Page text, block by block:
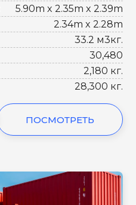
5.90m x 2.35m x 2.39m
2.34m x 2.28m
33.2 м3кг.
30,480
2,180 кг.
28,300 кг.
ПОСМОТРЕТЬ